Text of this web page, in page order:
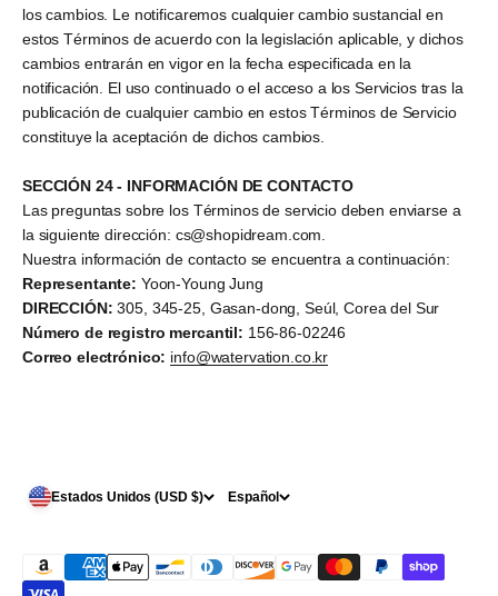
los cambios. Le notificaremos cualquier cambio sustancial en
estos Términos de acuerdo con la legislación aplicable, y dichos
cambios entrarán en vigor en la fecha especificada en la
notificación. El uso continuado o el acceso a los Servicios tras la
publicación de cualquier cambio en estos Términos de Servicio
constituye la aceptación de dichos cambios.
SECCIÓN 24 - INFORMACIÓN DE CONTACTO
Las preguntas sobre los Términos de servicio deben enviarse a
la siguiente dirección: cs@shopidream.com.
Nuestra información de contacto se encuentra a continuación:
Representante: Yoon-Young Jung
DIRECCIÓN: 305, 345-25, Gasan-dong, Seúl, Corea del Sur
Número de registro mercantil: 156-86-02246
Correo electrónico: info@watervation.co.kr
Estados Unidos (USD $) Español